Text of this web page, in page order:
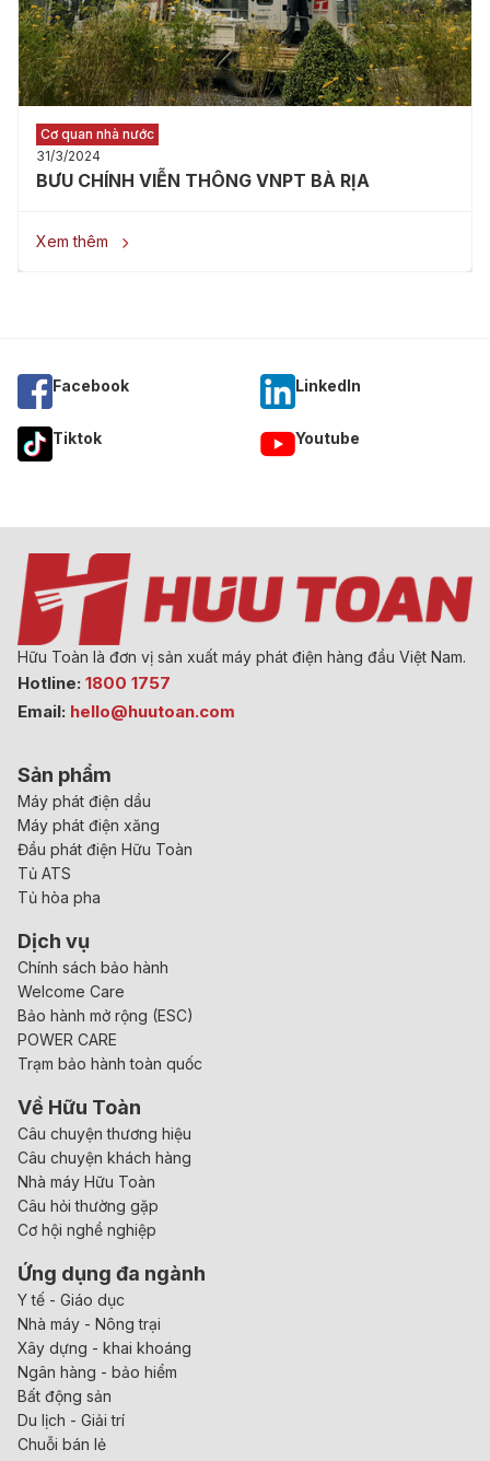
Cơ quan nhà nước
31/3/2024
BƯU CHÍNH VIỄN THÔNG VNPT BÀ RỊA
Xem thêm 
Facebook Linkedln
Tiktok Youtube
Hữu Toàn là đơn vị sản xuất máy phát điện hàng đầu Việt Nam.
Hotline: 1800 1757
Email: hello@huutoan.com
Sản phẩm
Máy phát điện dầu
Máy phát điện xăng
Đầu phát điện Hữu Toàn
Tủ ATS
Tủ hòa pha
Dịch vụ
Chính sách bảo hành
Welcome Care
Bảo hành mở rộng (ESC)
POWER CARE
Trạm bảo hành toàn quốc
Về Hữu Toàn
Câu chuyện thương hiệu
Câu chuyện khách hàng
Nhà máy Hữu Toàn
Câu hỏi thường gặp
Cơ hội nghề nghiệp
Ứng dụng đa ngành
Y tế - Giáo dục
Nhà máy - Nông trại
Xây dựng - khai khoáng
Ngân hàng - bảo hiểm
Bất động sản
Du lịch - Giải trí
Chuỗi bán lẻ